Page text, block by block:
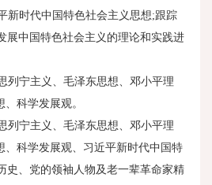
新时代中国特色社会主义思想;跟踪
展中国特色社会主义的理论和实践进
列宁主义、毛泽东思想、邓小平理
科学发展观。
列宁主义、毛泽东思想、邓小平理
、科学发展观、习近平新时代中国特
史、党的领袖人物及老一辈革命家精